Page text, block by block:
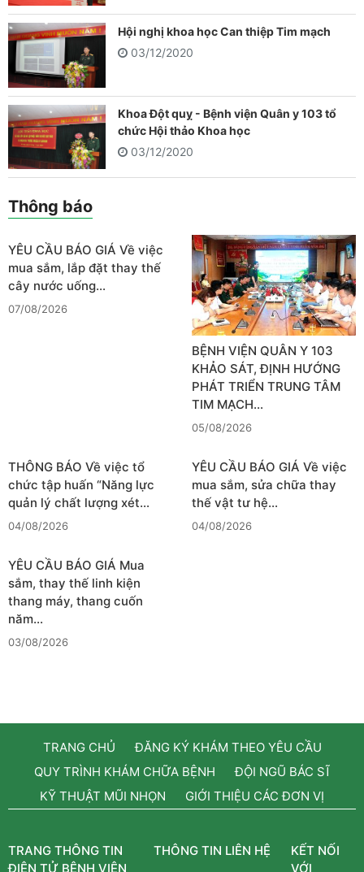
Hội nghị khoa học Can thiệp Tim mạch
03/12/2020
Khoa Đột quỵ - Bệnh viện Quân y 103 tổ
chức Hội thảo Khoa học
03/12/2020
Thông báo
YÊU CẦU BÁO GIÁ Về việc
mua sắm, lắp đặt thay thế
cây nước uống…
07/08/2026
BỆNH VIỆN QUÂN Y 103
KHẢO SÁT, ĐỊNH HƯỚNG
PHÁT TRIỂN TRUNG TÂM
TIM MẠCH…
05/08/2026
THÔNG BÁO Về việc tổ
chức tập huấn “Năng lực
quản lý chất lượng xét…
04/08/2026
YÊU CẦU BÁO GIÁ Về việc
mua sắm, sửa chữa thay
thế vật tư hệ…
04/08/2026
YÊU CẦU BÁO GIÁ Mua
sắm, thay thế linh kiện
thang máy, thang cuốn
năm…
03/08/2026
TRANG CHỦ
ĐĂNG KÝ KHÁM THEO YÊU CẦU
QUY TRÌNH KHÁM CHỮA BỆNH
ĐỘI NGŨ BÁC SĨ
KỸ THUẬT MŨI NHỌN
GIỚI THIỆU CÁC ĐƠN VỊ
TRANG THÔNG TIN
ĐIỆN TỬ BỆNH VIỆN
THÔNG TIN LIÊN HỆ
KẾT NỐI
VỚI